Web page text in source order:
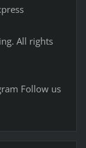
All rights
Follow us